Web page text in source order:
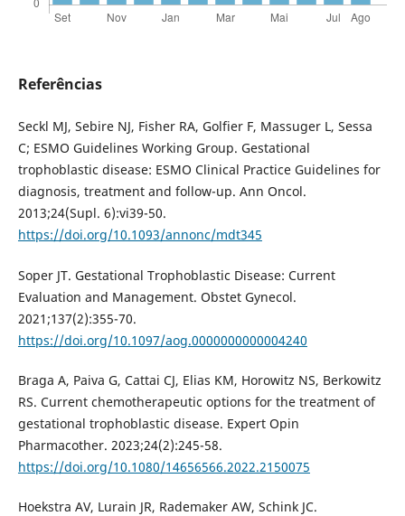
Referências
Seckl MJ, Sebire NJ, Fisher RA, Golfier F, Massuger L, Sessa
C; ESMO Guidelines Working Group. Gestational
trophoblastic disease: ESMO Clinical Practice Guidelines for
diagnosis, treatment and follow-up. Ann Oncol.
2013;24(Supl. 6):vi39-50.
https://doi.org/10.1093/annonc/mdt345
Soper JT. Gestational Trophoblastic Disease: Current
Evaluation and Management. Obstet Gynecol.
2021;137(2):355-70.
https://doi.org/10.1097/aog.0000000000004240
Braga A, Paiva G, Cattai CJ, Elias KM, Horowitz NS, Berkowitz
RS. Current chemotherapeutic options for the treatment of
gestational trophoblastic disease. Expert Opin
Pharmacother. 2023;24(2):245-58.
https://doi.org/10.1080/14656566.2022.2150075
Hoekstra AV, Lurain JR, Rademaker AW, Schink JC.